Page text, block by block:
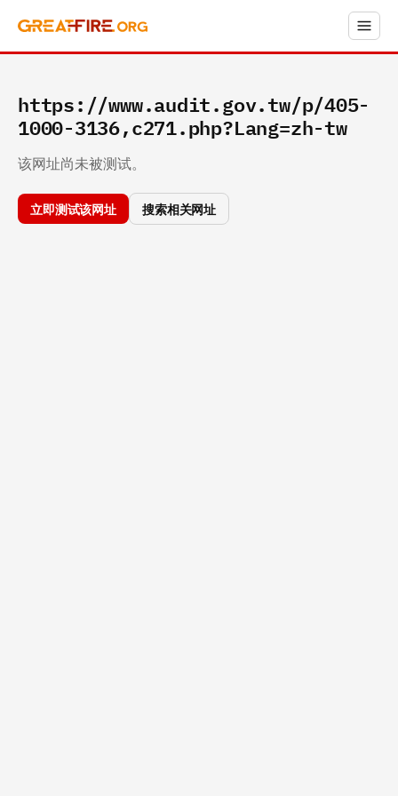
https://www.audit.gov.tw/p/405-
1000-3136,c271.php?Lang=zh-tw
该网址尚未被测试。
立即测试该网址 搜索相关网址